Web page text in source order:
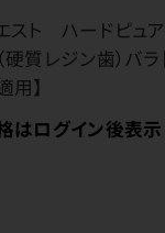
スト ハードピュ
硬質レジン歯）バラ
用】
はログイン後表示